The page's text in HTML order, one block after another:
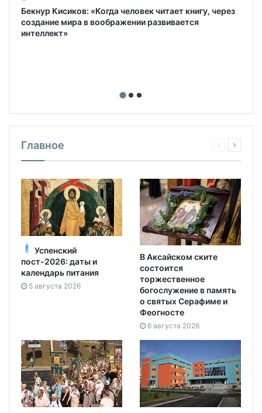
Бекнур Кисиков: «Когда человек читает книгу, через
создание мира в воображении развивается
интеллект»
Главное
Успенский
пост-2026: даты и
календарь питания
5 августа 2026
В Аксайском ските
состоится
торжественное
богослужение в память
о святых Серафиме и
Феогносте
6 августа 2026